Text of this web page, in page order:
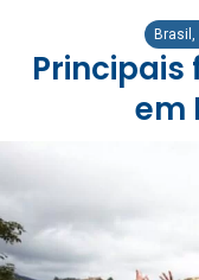
Brasil ,
Principais
em